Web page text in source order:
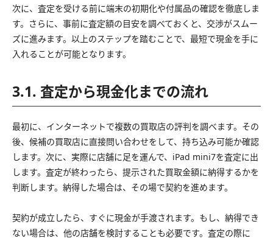
次に、査定を受ける前に端末の初期化や付属品の確認を徹底しま
す。さらに、事前に査定額の目安を調べておくと、交渉がスムー
ズに進みます。以上のステップを踏むことで、最短で現金を手に
入れることが可能となります。
3.1. 査定から現金化までの流れ
最初に、インターネットで複数の買取店の評判を調べます。その
後、候補の買取店に直接問い合わせをして、持ち込み可能か確認
します。次に、実際に店舗に足を運んで、iPad mini7を査定に出
します。査定が終わったら、提示された買取金額に納得するかを
判断します。納得した場合は、その場で契約を進めます。
契約が成立したら、すぐに現金が手渡されます。もし、納得でき
ない場合は、他の店舗を検討することも必要です。査定の際に